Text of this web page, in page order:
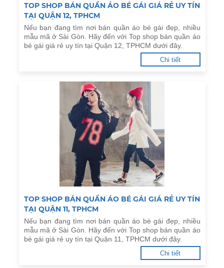
TOP SHOP BÁN QUẦN ÁO BÉ GÁI GIÁ RẺ UY TÍN
TẠI QUẬN 12, TPHCM
Nếu bạn đang tìm nơi bán quần áo bé gái đẹp, nhiều
mẫu mã ở Sài Gòn. Hãy đến với Top shop bán quần áo
bé gái giá rẻ uy tín tại Quận 12, TPHCM dưới đây.
Chi tiết
TOP SHOP BÁN QUẦN ÁO BÉ GÁI GIÁ RẺ UY TÍN
TẠI QUẬN 11, TPHCM
Nếu bạn đang tìm nơi bán quần áo bé gái đẹp, nhiều
mẫu mã ở Sài Gòn. Hãy đến với Top shop bán quần áo
bé gái giá rẻ uy tín tại Quận 11, TPHCM dưới đây.
Chi tiết